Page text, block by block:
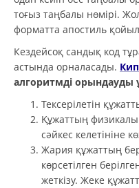
тоғыз таңбалы нөмірі.
форматта апостиль
Кездейсоқ сандық код
астында орналасады.
алгоритмді орындауды
Тексерілетін
Құжаттың
сәйкес келетініне
Жария құжаттың
көрсетілген
жеткізу. Жеке